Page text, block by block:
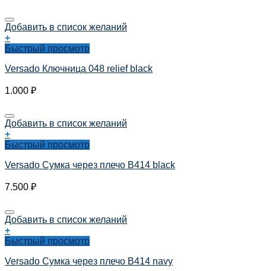
Добавить в список желаний
+
Быстрый просмотр
Versado Ключница 048 relief black
1.000 ₽
Добавить в список желаний
+
Быстрый просмотр
Versado Сумка через плечо B414 black
7.500 ₽
Добавить в список желаний
+
Быстрый просмотр
Versado Сумка через плечо B414 navy